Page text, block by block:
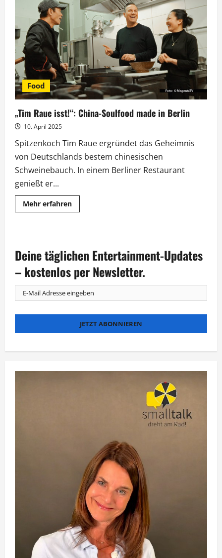
Bundesliga-
„Sportschau“
Samstag
Food
„Tim Raue isst!“: China-Soulfood made in Berlin
10. April 2025
Spitzenkoch Tim Raue ergründet das Geheimnis
von Deutschlands bestem chinesischen
Schweinebauch. In einem Berliner Restaurant
genießt er...
Mehr erfahrenMehr
Informationen
Soulfood
made
Berlin
Deine täglichen Entertainment-Updates
– kostenlos per Newsletter.